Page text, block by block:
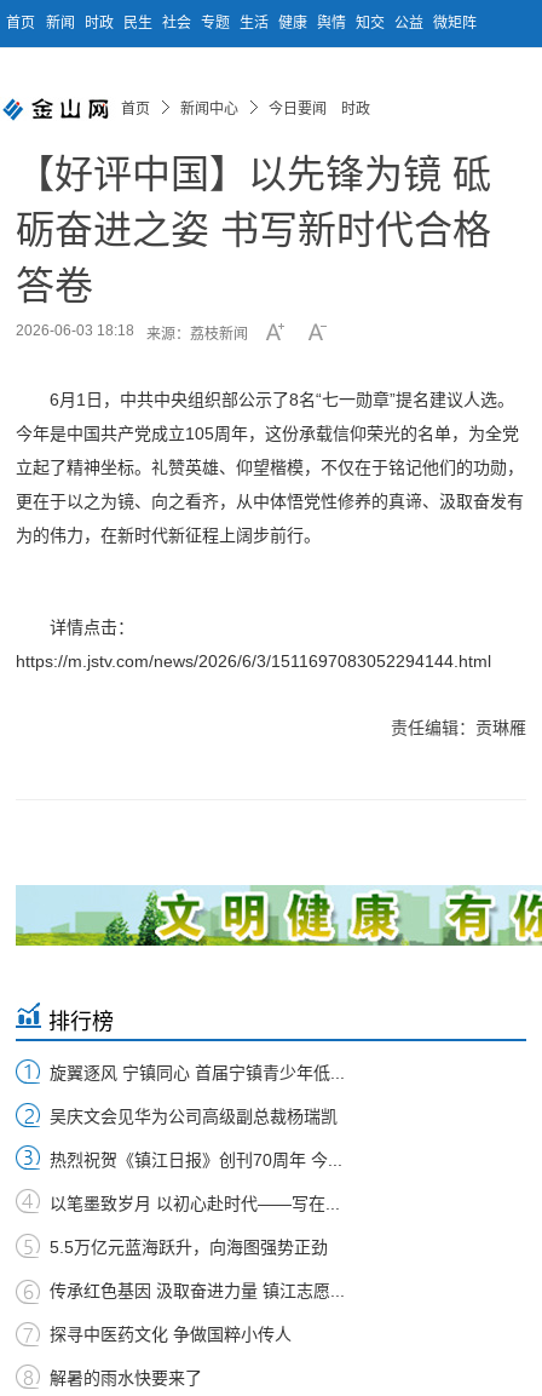
首页 新闻 时政 民生 社会 专题 生活 健康 舆情 知交 公益 微矩阵
首页 新闻中心 今日要闻 时政
【好评中国】以先锋为镜 砥
砺奋进之姿 书写新时代合格
答卷
2026-06-03 18:18 来源：荔枝新闻
6月1日，中共中央组织部公示了8名“七一勋章”提名建议人选。
今年是中国共产党成立105周年，这份承载信仰荣光的名单，为全党
立起了精神坐标。礼赞英雄、仰望楷模，不仅在于铭记他们的功勋，
更在于以之为镜、向之看齐，从中体悟党性修养的真谛、汲取奋发有
为的伟力，在新时代新征程上阔步前行。
详情点击：
https://m.jstv.com/news/2026/6/3/1511697083052294144.html
责任编辑：贡琳雁
排行榜
旋翼逐风 宁镇同心 首届宁镇青少年低...
吴庆文会见华为公司高级副总裁杨瑞凯
热烈祝贺《镇江日报》创刊70周年 今...
以笔墨致岁月 以初心赴时代——写在...
5.5万亿元蓝海跃升，向海图强势正劲
传承红色基因 汲取奋进力量 镇江志愿...
探寻中医药文化 争做国粹小传人
解暑的雨水快要来了